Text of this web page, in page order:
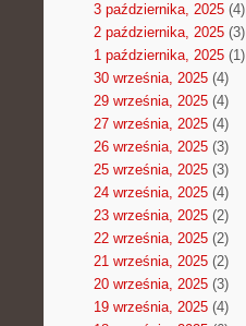
3 października, 2025(4)
2 października, 2025(3)
1 października, 2025(1)
30 września, 2025(4)
29 września, 2025(4)
27 września, 2025(4)
26 września, 2025(3)
25 września, 2025(3)
24 września, 2025(4)
23 września, 2025(2)
22 września, 2025(2)
21 września, 2025(2)
20 września, 2025(3)
19 września, 2025(4)